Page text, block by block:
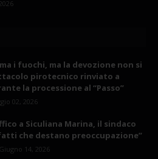
i fuochi, ma la devozione non si
pirotecnico rinviato a
la processione al “Passo”
02, 2026
a Siculiana Marina, il sindaco
che destano preoccupazione”
14, 2026